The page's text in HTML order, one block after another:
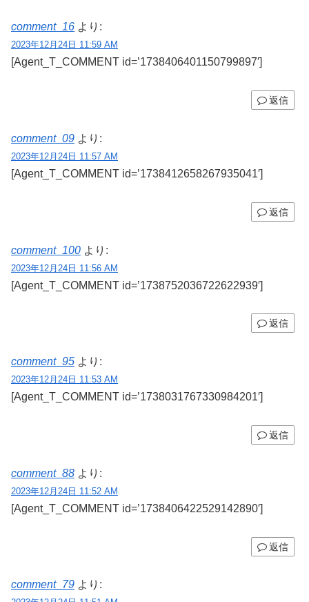
comment_16 より:
2023年12月24日 11:59 AM
[Agent_T_COMMENT id=’1738406401150799897′]
返信
comment_09 より:
2023年12月24日 11:57 AM
[Agent_T_COMMENT id=’1738412658267935041′]
返信
comment_100 より:
2023年12月24日 11:56 AM
[Agent_T_COMMENT id=’1738752036722622939′]
返信
comment_95 より:
2023年12月24日 11:53 AM
[Agent_T_COMMENT id=’1738031767330984201′]
返信
comment_88 より:
2023年12月24日 11:52 AM
[Agent_T_COMMENT id=’1738406422529142890′]
返信
comment_79 より: